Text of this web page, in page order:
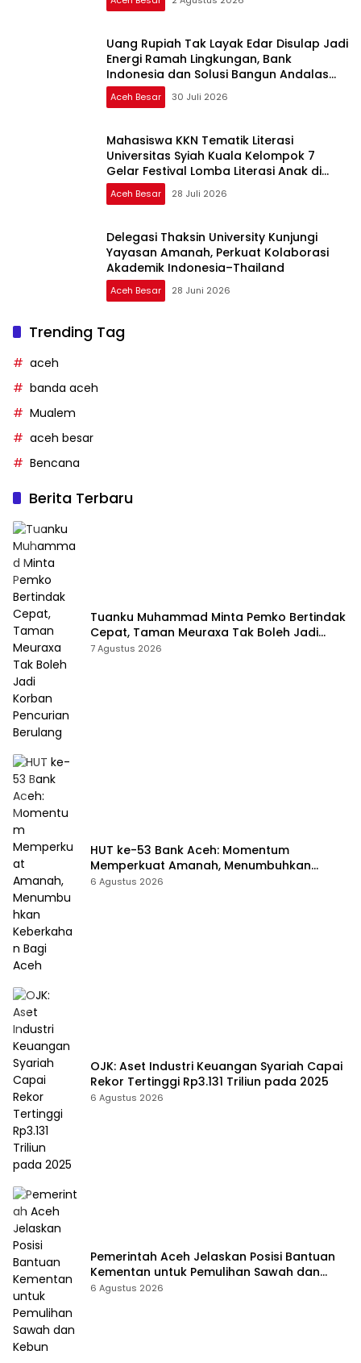
Uang Rupiah Tak Layak Edar Disulap Jadi
Energi Ramah Lingkungan, Bank
Indonesia dan Solusi Bangun Andalas
Kolaborasi di Aceh
Aceh Besar 30 Juli 2026
Mahasiswa KKN Tematik Literasi
Universitas Syiah Kuala Kelompok 7
Gelar Festival Lomba Literasi Anak di
Gampong Kayee Adang
Aceh Besar 28 Juli 2026
Delegasi Thaksin University Kunjungi
Yayasan Amanah, Perkuat Kolaborasi
Akademik Indonesia–Thailand
Aceh Besar 28 Juni 2026
Trending Tag
aceh
banda aceh
Mualem
aceh besar
Bencana
Berita Terbaru
Tuanku Muhammad Minta Pemko Bertindak
Cepat, Taman Meuraxa Tak Boleh Jadi
Korban Pencurian Berulang
7 Agustus 2026
HUT ke-53 Bank Aceh: Momentum
Memperkuat Amanah, Menumbuhkan
Keberkahan Bagi Aceh
6 Agustus 2026
OJK: Aset Industri Keuangan Syariah Capai
Rekor Tertinggi Rp3.131 Triliun pada 2025
6 Agustus 2026
Pemerintah Aceh Jelaskan Posisi Bantuan
Kementan untuk Pemulihan Sawah dan
Kebun
6 Agustus 2026